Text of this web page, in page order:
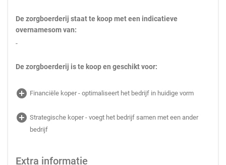
De zorgboerderij staat te koop met een indicatieve
overnamesom van:
-
De zorgboerderij is te koop en geschikt voor:
add_circle Financiële koper - optimaliseert het bedrijf in huidige vorm
add_circle Strategische koper - voegt het bedrijf samen met een ander
bedrijf
Extra informatie